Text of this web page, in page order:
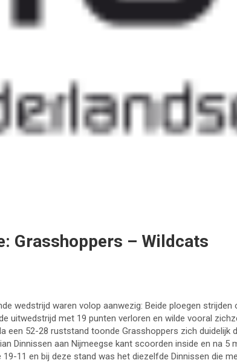
Grasshoppers – Wildcats
wedstrijd waren volop aanwezig: Beide ploegen
uitwedstrijd met 19 punten verloren en wilde vooral
een 52-28 ruststand toonde Grasshoppers zich
Dinnissen aan Nijmeegse kant scoorden inside en na
11 en bij deze stand was het diezelfde Dinnissen die